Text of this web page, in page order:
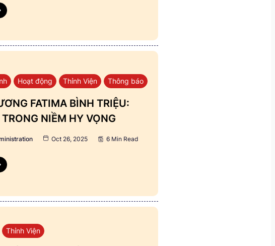
Hoạt động Thỉnh Viện Thông báo
FATIMA BÌNH TRIỆU:
NIỀM HY VỌNG
Oct 26, 2025 6 Min Read
Thỉnh Viện